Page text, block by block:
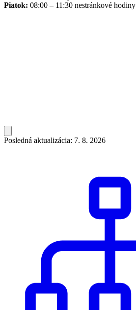
Piatok: 08:00 – 11:30 nestránkové hodiny
Posledná aktualizácia: 7. 8. 2026